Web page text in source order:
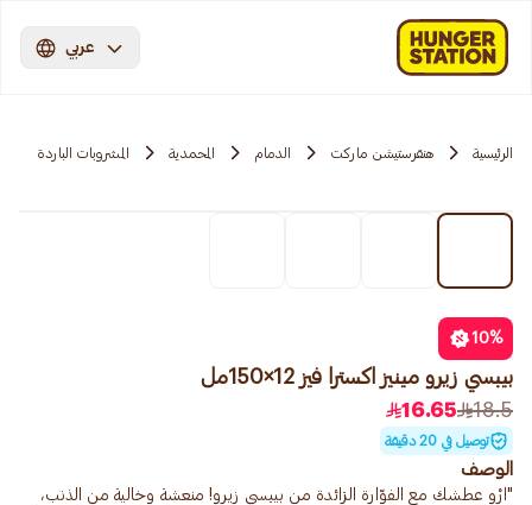
عربي
الرئيسية هنقرستيشن ماركت الدمام المحمدية المشروبات الباردة
10%
بيبسي زيرو مينيز اكسترا فيز 12×150مل
18.5
16.65
توصيل في 20 دقيقة
الوصف
"ارْوِ عطشك مع الفوّارة الزائدة من بيبسي زيرو! منعشة وخالية من الذنب،